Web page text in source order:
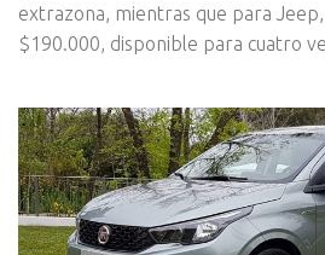
extrazona, mientras que para
$190.000, disponible para cuatro